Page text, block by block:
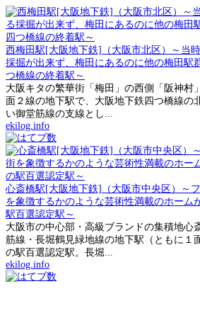
西梅田駅[大阪地下鉄]（大阪市北区）～当
採掘が出来ず、梅田にあるのに他の梅田駅
つ橋線の終着駅～
大阪キタの繁華街「梅田」の西側「阪神村
面２線の地下駅で、大阪地下鉄四つ橋線の
い御堂筋線の支線とし...
ekilog.info
心斎橋駅[大阪地下鉄]（大阪市中央区）～
を象徴するかのような芸術性満載のホーム
駅百選認定駅～
大阪市の中心部・高級ブランドの集積地心
筋線・長堀鶴見緑地線の地下駅（ともに１
の駅百選認定駅。長堀...
ekilog.info